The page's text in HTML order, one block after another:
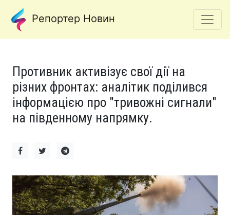
Репортер Новин
Противник активізує свої дії на
різних фронтах: аналітик поділився
інформацією про "тривожні сигнали"
на південному напрямку.